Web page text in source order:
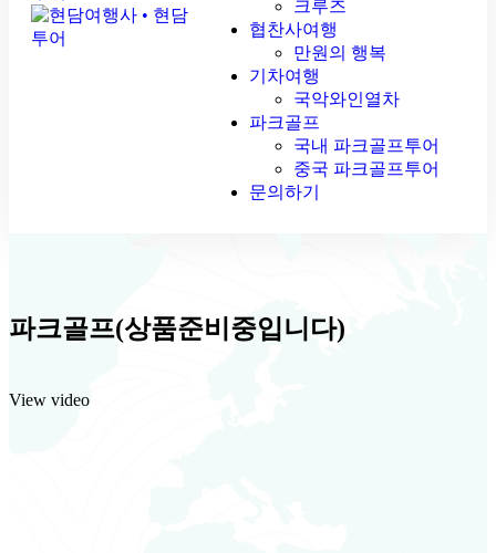
크루즈
협찬사여행
만원의 행복
기차여행
국악와인열차
파크골프
국내 파크골프투어
중국 파크골프투어
문의하기
파크골프(상품준비중입니다)
View video